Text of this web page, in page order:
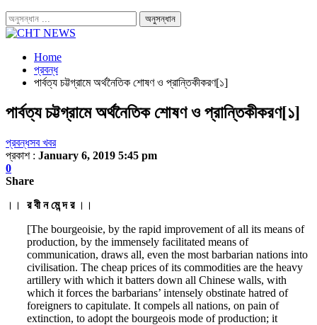
Home
প্রবন্ধ
পার্বত্য চট্টগ্রামে অর্থনৈতিক শোষণ ও প্রান্তিকীকরণ[১]
পার্বত্য চট্টগ্রামে অর্থনৈতিক শোষণ ও প্রান্তিকীকরণ[১]
প্রবন্ধসব খবর
প্রকাশ : January 6, 2019 5:45 pm
0
Share
।। র বী ন মে ন্দ র।।
[The bourgeoisie, by the rapid improvement of all its means of
production, by the immensely facilitated means of
communication, draws all, even the most barbarian nations into
civilisation. The cheap prices of its commodities are the heavy
artillery with which it batters down all Chinese walls, with
which it forces the barbarians’ intensely obstinate hatred of
foreigners to capitulate. It compels all nations, on pain of
extinction, to adopt the bourgeois mode of production; it